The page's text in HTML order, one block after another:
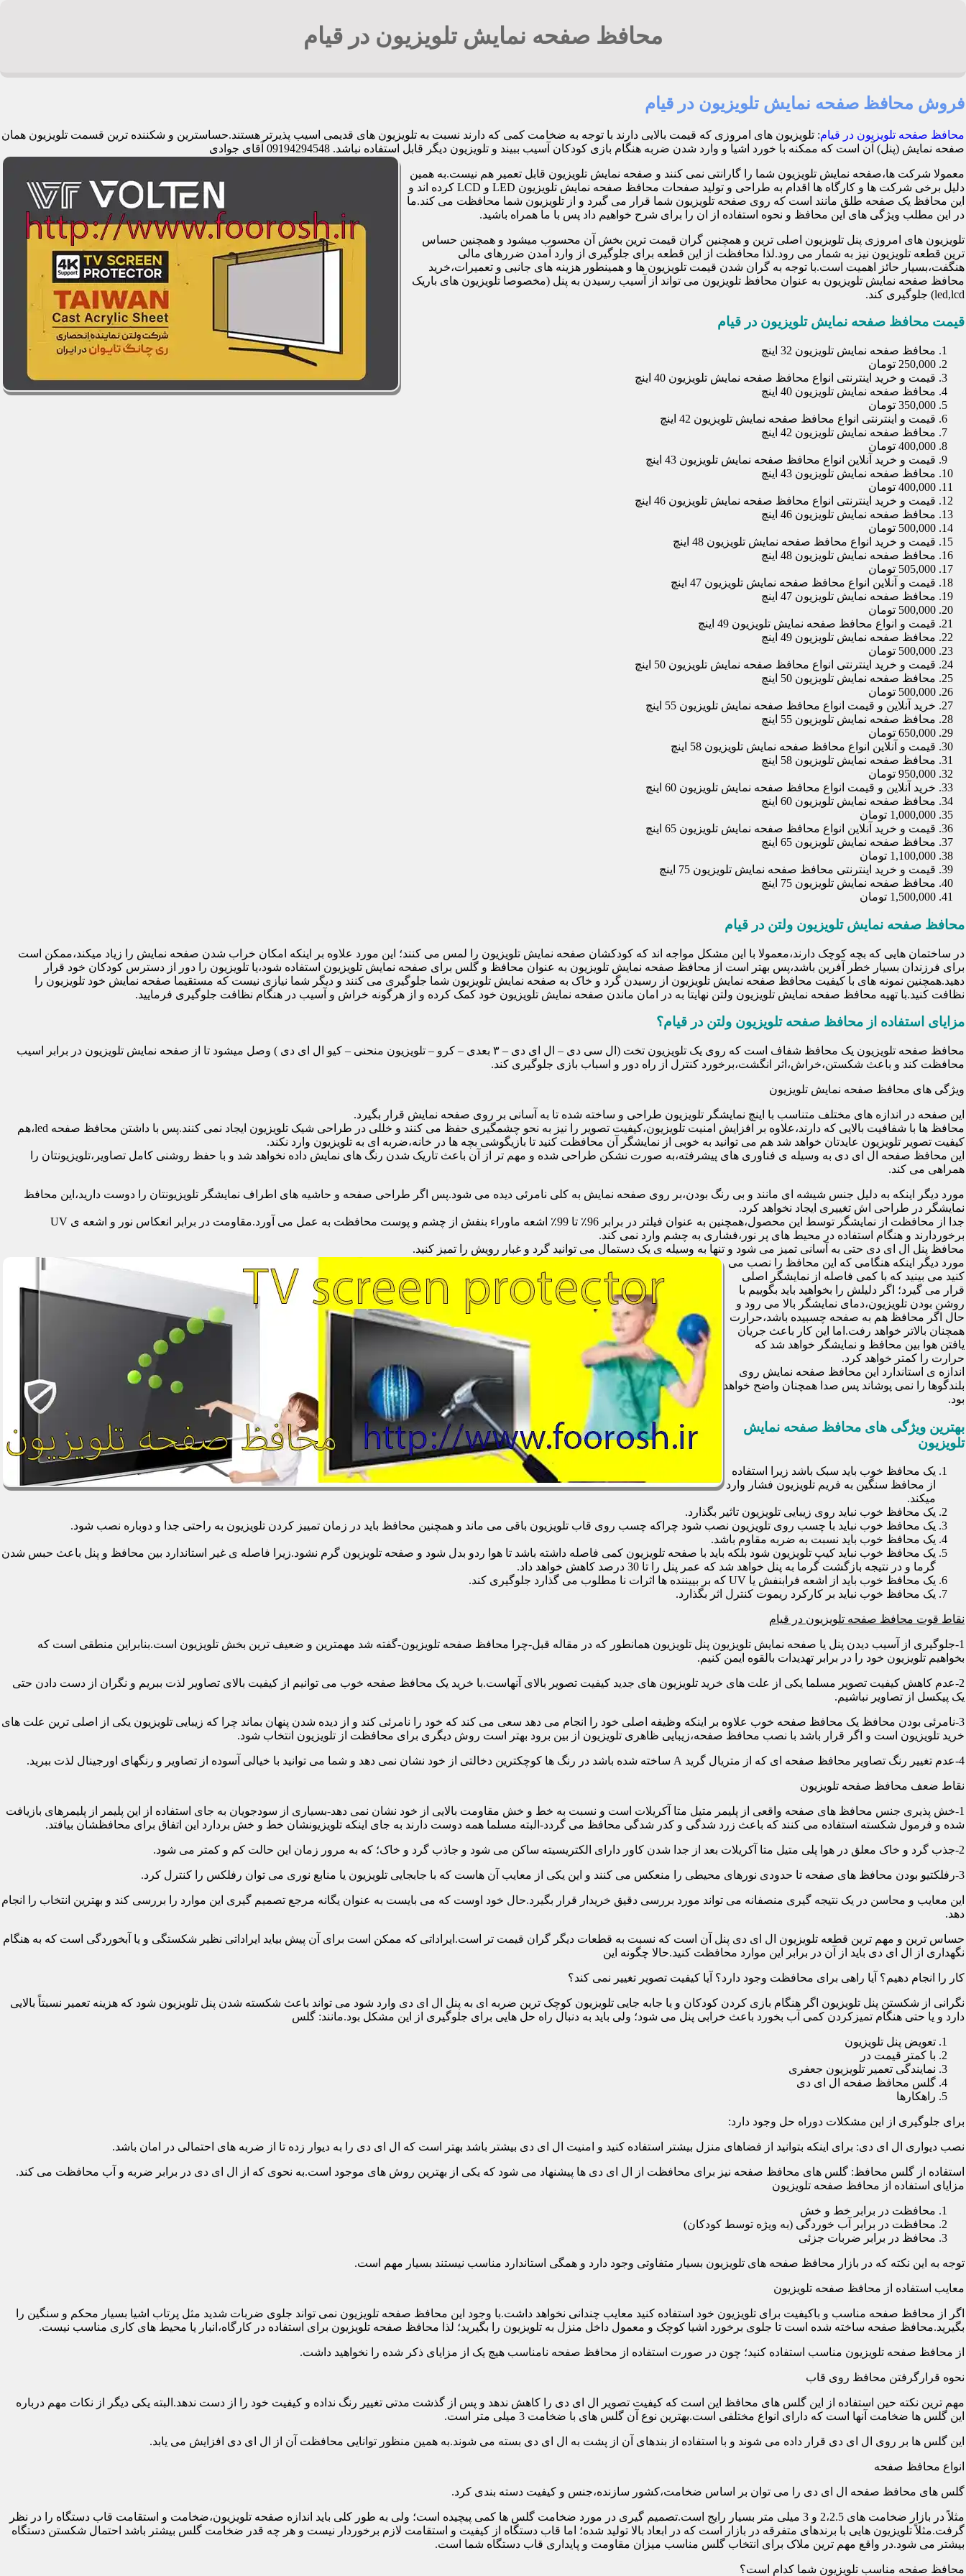
محافظ صفحه نمایش تلویزیون در قیام
فروش محافظ صفحه نمایش تلویزیون در قیام
محافظ صفحه تلویزیون در قیام: تلویزیون های امروزی که قیمت بالایی دارند با توجه به ضخامت کمی که دارند نسبت به تلویزیون های قدیمی اسیب پذیرتر هستند.حساسترین و شکننده ترین قسمت تلویزیون همان
صفحه نمایش (پنل) آن است که ممکنه با خورد اشیا و وارد شدن ضربه هنگام بازی کودکان آسیب ببیند و تلویزیون دیگر قابل استفاده نباشد. 09194294548 آقای جوادی
معمولا شرکت ها،صفحه نمایش تلویزیون شما را گارانتی نمی کنند و صفحه نمایش تلویزیون قابل تعمیر هم نیست.به همین
دلیل برخی شرکت ها و کارگاه ها اقدام به طراحی و تولید صفحات محافظ صفحه نمایش تلویزیون LED و LCD کرده اند و
این محافظ یک صفحه طلق مانند است که روی صفحه تلویزیون شما قرار می گیرد و از تلویزیون شما محافظت می کند.ما
در این مطلب ویژگی های این محافظ و نحوه استفاده از ان را برای شرح خواهیم داد پس با ما همراه باشید.
تلویزیون های امروزی پنل تلویزیون اصلی ترین و همچنین گران قیمت ترین بخش آن محسوب میشود و همچنین حساس
ترین قطعه تلویزیون نیز به شمار می رود.لذا محافظت از این قطعه برای جلوگیری از وارد آمدن ضررهای مالی
هنگفت،بسیار حائز اهمیت است.با توجه به گران شدن قیمت تلویزیون ها و همینطور هزینه های جانبی و تعمیرات،خرید
محافظ صفحه نمایش تلویزیون به عنوان محافظ تلویزیون می تواند از آسیب رسیدن به پنل (مخصوصا تلویزیون های باریک
led,lcd) جلوگیری کند.
قیمت محافظ صفحه نمایش تلویزیون در قیام
محافظ صفحه نمایش تلویزیون 32 اینچ
250,000 تومان
قیمت و خرید اینترنتی انواع محافظ صفحه نمایش تلویزیون 40 اینچ
محافظ صفحه نمایش تلویزیون 40 اینچ
350,000 تومان
قیمت و اینترنتی انواع محافظ صفحه نمایش تلویزیون 42 اینچ
محافظ صفحه نمایش تلویزیون 42 اینچ
400,000 تومان
قیمت و خرید آنلاین انواع محافظ صفحه نمایش تلویزیون 43 اینچ
محافظ صفحه نمایش تلویزیون 43 اینچ
400,000 تومان
قیمت و خرید اینترنتی انواع محافظ صفحه نمایش تلویزیون 46 اینچ
محافظ صفحه نمایش تلویزیون 46 اینچ
500,000 تومان
قیمت و خرید انواع محافظ صفحه نمایش تلویزیون 48 اینچ
محافظ صفحه نمایش تلویزیون 48 اینچ
505,000 تومان
قیمت و آنلاین انواع محافظ صفحه نمایش تلویزیون 47 اینچ
محافظ صفحه نمایش تلویزیون 47 اینچ
500,000 تومان
قیمت و انواع محافظ صفحه نمایش تلویزیون 49 اینچ
محافظ صفحه نمایش تلویزیون 49 اینچ
500,000 تومان
قیمت و خرید اینترنتی انواع محافظ صفحه نمایش تلویزیون 50 اینچ
محافظ صفحه نمایش تلویزیون 50 اینچ
500,000 تومان
خرید آنلاین و قیمت انواع محافظ صفحه نمایش تلویزیون 55 اینچ
محافظ صفحه نمایش تلویزیون 55 اینچ
650,000 تومان
قیمت و آنلاین انواع محافظ صفحه نمایش تلویزیون 58 اینچ
محافظ صفحه نمایش تلویزیون 58 اینچ
950,000 تومان
خرید آنلاین و قیمت انواع محافظ صفحه نمایش تلویزیون 60 اینچ
محافظ صفحه نمایش تلویزیون 60 اینچ
1,000,000 تومان
قیمت و خرید آنلاین انواع محافظ صفحه نمایش تلویزیون 65 اینچ
محافظ صفحه نمایش تلویزیون 65 اینچ
1,100,000 تومان
قیمت و خرید اینترنتی محافظ صفحه نمایش تلویزیون 75 اینچ
محافظ صفحه نمایش تلویزیون 75 اینچ
1,500,000 تومان
محافظ صفحه نمایش تلویزیون ولتن در قیام
در ساختمان هایی که بچه کوچک دارند،معمولا با این مشکل مواجه اند که کودکشان صفحه نمایش تلویزیون را لمس می کنند؛ این مورد علاوه بر اینکه امکان خراب شدن صفحه نمایش را زیاد میکند،ممکن است
برای فرزندان بسیار خطر آفرین باشد،پس بهتر است از محافظ صفحه نمایش تلویزیون به عنوان محافظ و گلس برای صفحه نمایش تلویزیون استفاده شود،یا تلویزیون را دور از دسترس کودکان خود قرار
دهید.همچنین نمونه های با کیفیت محافظ صفحه نمایش تلویزیون از رسیدن گرد و خاک به صفحه نمایش تلویزیون شما جلوگیری می کنند و دیگر شما نیازی نیست که مستقیما صفحه نمایش خود تلویزیون را
نظافت کنید.با تهیه محافظ صفحه نمایش تلویزیون ولتن نهایتا به در امان ماندن صفحه نمایش تلویزیون خود کمک کرده و از هرگونه خراش و آسیب در هنگام نظافت جلوگیری فرمایید.
مزایای استفاده از محافظ صفحه تلویزیون ولتن در قیام؟
محافظ صفحه تلویزیون یک محافظ شفاف است که روی یک تلویزیون تخت (ال سی دی – ال ای دی – ۳ بعدی – کرو – تلویزیون منحنی – کیو ال ای دی ) وصل میشود تا از صفحه نمایش تلویزیون در برابر اسیب
محافظت کند و باعث شکستن،خراش،اثر انگشت،برخورد کنترل از راه دور و اسباب بازی جلوگیری کند.
ویژگی های محافظ صفحه نمایش تلویزیون
این صفحه در اندازه های مختلف متناسب با اینچ نمایشگر تلویزیون طراحی و ساخته شده تا به آسانی بر روی صفحه نمایش قرار بگیرد.
محافظ ها با شفافیت بالایی که دارند،علاوه بر افزایش امنیت تلویزیون،کیفیت تصویر را نیز به نحو چشمگیری حفظ می کنند و خللی در طراحی شیک تلویزیون ایجاد نمی کنند.پس با داشتن محافظ صفحه led،هم
کیفیت تصویر تلویزیون عایدتان خواهد شد هم می توانید به خوبی از نمایشگر آن محافظت کنید تا بازیگوشی بچه ها در خانه،ضربه ای به تلویزیون وارد نکند.
این محافظ صفحه ال ای دی به وسیله ی فناوری های پیشرفته،به صورت نشکن طراحی شده و مهم تر از آن باعث تاریک شدن رنگ های نمایش داده نخواهد شد و با حفظ روشنی کامل تصاویر،تلویزیونتان را
همراهی می کند.
مورد دیگر اینکه به دلیل جنس شیشه ای مانند و بی رنگ بودن،بر روی صفحه نمایش به کلی نامرئی دیده می شود.پس اگر طراحی صفحه و حاشیه های اطراف نمایشگر تلویزیونتان را دوست دارید،این محافظ
نمایشگر در طراحی اش تغییری ایجاد نخواهد کرد.
جدا از محافظت از نمایشگر توسط این محصول،همچنین به عنوان فیلتر در برابر 96٪ تا 99٪ اشعه ماوراء بنفش از چشم و پوست محافظت به عمل می آورد.مقاومت در برابر انعکاس نور و اشعه ی UV
برخوردارند و هنگام استفاده در محیط های پر نور،فشاری به چشم وارد نمی کند.
محافظ پنل ال ای دی حتی به آسانی تمیز می شود و تنها به وسیله ی یک دستمال می توانید گرد و غبار رویش را تمیز کنید.
مورد دیگر اینکه هنگامی که این محافظ را نصب می
کنید می بینید که با کمی فاصله از نمایشگر اصلی
قرار می گیرد؛ اگر دلیلش را بخواهید باید بگوییم با
روشن بودن تلویزیون،دمای نمایشگر بالا می رود و
حال اگر محافظ هم به صفحه چسبیده باشد،حرارت
همچنان بالاتر خواهد رفت.اما این کار باعث جریان
یافتن هوا بین محافظ و نمایشگر خواهد شد که
حرارت را کمتر خواهد کرد.
اندازه ی استاندارد این محافظ صفحه نمایش روی
بلندگوها را نمی پوشاند پس صدا همچنان واضح خواهد
بود.
بهترین ویژگی های محافظ صفحه نمایش
تلویزیون
یک محافظ خوب باید سبک باشد زیرا استفاده
از محافظ سنگین به فریم تلویزیون فشار وارد
میکند.
یک محافظ خوب نباید روی زیبایی تلویزیون تاثیر بگذارد.
یک محافظ خوب نباید با چسب روی تلویزیون نصب شود چراکه چسب روی قاب تلویزیون باقی می ماند و همچنین محافظ باید در زمان تمییز کردن تلویزیون به راحتی جدا و دوباره نصب شود.
یک محافظ خوب باید نسبت به ضربه مقاوم باشد.
یک محافظ خوب نباید کیپ تلویزیون شود بلکه باید با صفحه تلویزیون کمی فاصله داشته باشد تا هوا ردو بدل شود و صفحه تلویزیون گرم نشود.زیرا فاصله ی غیر استاندارد بین محافظ و پنل باعث حبس شدن
گرما و در نتیجه بازگشت گرما به پنل خواهد شد که عمر پنل را تا 30 درصد کاهش خواهد داد.
یک محافظ خوب باید از اشعه فرابنفش یا UV که بر بییننده ها اثرات نا مطلوب می گذارد جلوگیری کند.
یک محافظ خوب نباید بر کارکرد ریموت کنترل اثر بگذارد.
نقاط قوت محافظ صفحه تلویزیون در قیام
1-جلوگیری از آسیب دیدن پنل یا صفحه نمایش تلویزیون پنل تلویزیون همانطور که در مقاله قبل-چرا محافظ صفحه تلویزیون-گفته شد مهمترین و ضعیف ترین بخش تلویزیون است.بنابراین منطقی است که
بخواهیم تلویزیون خود را در برابر تهدیدات بالقوه ایمن کنیم.
2-عدم کاهش کیفیت تصویر مسلما یکی از علت های خرید تلویزیون های جدید کیفیت تصویر بالای آنهاست.با خرید یک محافظ صفحه خوب می توانیم از کیفیت بالای تصاویر لذت ببریم و نگران از دست دادن حتی
یک پیکسل از تصاویر نباشیم.
3-نامرئی بودن محافظ یک محافظ صفحه خوب علاوه بر اینکه وظیفه اصلی خود را انجام می دهد سعی می کند که خود را نامرئی کند و از دیده شدن پنهان بماند چرا که زیبایی تلویزیون یکی از اصلی ترین علت های
خرید تلویزیون است و اگر قرار باشد با نصب محافظ صفحه،زیبایی ظاهری تلویزیون از بین برود بهتر است روش دیگری برای محافظت از تلویزیون انتخاب شود.
4-عدم تغییر رنگ تصاویر محافظ صفحه ای که از متریال گرید A ساخته شده باشد در رنگ ها کوچکترین دخالتی از خود نشان نمی دهد و شما می توانید با خیالی آسوده از تصاویر و رنگهای اورجینال لذت ببرید.
نقاط ضعف محافظ صفحه تلویزیون
1-خش پذیری جنس محافظ های صفحه واقعی از پلیمر متیل متا آکریلات است و نسبت به خط و خش مقاومت بالایی از خود نشان نمی دهد-بسیاری از سودجویان به جای استفاده از این پلیمر از پلیمرهای بازیافت
شده و فرمول شکسته استفاده می کنند که باعث زرد شدگی و کدر شدگی محافظ می گردد-البته مسلما همه دوست دارند به جای اینکه تلویزیونشان خط و خش بردارد این اتفاق برای محافظشان بیافتد.
2-جذب گرد و خاک معلق در هوا پلی متیل متا آکریلات بعد از جدا شدن کاور دارای الکتریسیته ساکن می شود و جاذب گرد و خاک؛ که به مرور زمان این حالت کم و کمتر می شود.
3-رفلکتیو بودن محافظ های صفحه تا حدودی نورهای محیطی را منعکس می کنند و این یکی از معایب آن هاست که با جابجایی تلویزیون یا منابع نوری می توان رفلکس را کنترل کرد.
این معایب و محاسن در یک نتیجه گیری منصفانه می تواند مورد بررسی دقیق خریدار قرار بگیرد.حال خود اوست که می بایست به عنوان یگانه مرجع تصمیم گیری این موارد را بررسی کند و بهترین انتخاب را انجام
دهد.
حساس ترین و مهم ترین قطعه تلویزیون ال ای دی پنل آن است که نسبت به قطعات دیگر گران قیمت تر است.ایراداتی که ممکن است برای آن پیش بیاید ایراداتی نظیر شکستگی و یا آبخوردگی است که به هنگام
نگهداری از ال ای دی باید از آن در برابر این موارد محافظت کنید.حالا چگونه این
کار را انجام دهیم؟ آیا راهی برای محافظت وجود دارد؟ آیا کیفیت تصویر تغییر نمی کند؟
نگرانی از شکستن پنل تلویزیون اگر هنگام بازی کردن کودکان و یا جابه جایی تلویزیون کوچک ترین ضربه ای به پنل ال ای دی وارد شود می تواند باعث شکسته شدن پنل تلویزیون شود که هزینه تعمیر نسبتاً بالایی
دارد و یا حتی هنگام تمیزکردن کمی آب بخورد باعث خرابی پنل می شود؛ ولی باید به دنبال راه حل هایی برای جلوگیری از این مشکل بود.مانند: گلس
تعویض پنل تلویزیون
با کمتر قیمت در
نمایندگی تعمیر تلویزیون جعفری
گلس محافظ صفحه ال ای دی
راهکارها
برای جلوگیری از این مشکلات دوراه حل وجود دارد:
نصب دیواری ال ای دی: برای اینکه بتوانید از فضاهای منزل بیشتر استفاده کنید و امنیت ال ای دی بیشتر باشد بهتر است که ال ای دی را به دیوار زده تا از ضربه های احتمالی در امان باشد.
استفاده از گلس محافظ: گلس های محافظ صفحه نیز برای محافظت از ال ای دی ها پیشنهاد می شود که یکی از بهترین روش های موجود است.به نحوی که از ال ای دی در برابر ضربه و آب محافظت می کند.
مزایای استفاده از محافظ صفحه تلویزیون
محافظت در برابر خط و خش
محافظت در برابر آب خوردگی (به ویژه توسط کودکان)
محافظ در برابر ضربات جزئی
توجه به این نکته که در بازار محافظ صفحه های تلویزیون بسیار متفاوتی وجود دارد و همگی استاندارد مناسب نیستند بسیار مهم است.
معایب استفاده از محافظ صفحه تلویزیون
اگر از محافظ صفحه مناسب و باکیفیت برای تلویزیون خود استفاده کنید معایب چندانی نخواهد داشت.با وجود این محافظ صفحه تلویزیون نمی تواند جلوی ضربات شدید مثل پرتاب اشیا بسیار محکم و سنگین را
بگیرید.محافظ صفحه ساخته شده است تا جلوی برخورد اشیا کوچک و معمول داخل منزل به تلویزیون را بگیرید؛ لذا محافظ صفحه تلویزیون برای استفاده در کارگاه،انبار یا محیط های کاری مناسب نیست.
از محافظ صفحه تلویزیون مناسب استفاده کنید؛ چون در صورت استفاده از محافظ صفحه نامناسب هیچ یک از مزایای ذکر شده را نخواهید داشت.
نحوه قرارگرفتن محافظ روی قاب
مهم ترین نکته حین استفاده از این گلس های محافظ این است که کیفیت تصویر ال ای دی را کاهش ندهد و پس از گذشت مدتی تغییر رنگ نداده و کیفیت خود را از دست ندهد.البته یکی دیگر از نکات مهم درباره
این گلس ها ضخامت آنها است که دارای انواع مختلفی است.بهترین نوع آن گلس های با ضخامت 3 میلی متر است.
این گلس ها بر روی ال ای دی قرار داده می شوند و با استفاده از بندهای آن از پشت به ال ای دی بسته می شوند.به همین منظور توانایی محافظت آن از ال ای دی افزایش می یابد.
انواع محافظ صفحه
گلس های محافظ صفحه ال ای دی را می توان بر اساس ضخامت،کشور سازنده،جنس و کیفیت دسته بندی کرد.
مثلاً در بازار ضخامت های 2،2.5 و 3 میلی متر بسیار رایج است.تصمیم گیری در مورد ضخامت گلس ها کمی پیچیده است؛ ولی به طور کلی باید اندازه صفحه تلویزیون،ضخامت و استقامت قاب دستگاه را در نظر
گرفت.مثلاً تلویزیون هایی با برندهای متفرقه در بازار است که در ابعاد بالا تولید شده؛ اما قاب دستگاه از کیفیت و استقامت لازم برخوردار نیست و هر چه قدر ضخامت گلس بیشتر باشد احتمال شکستن دستگاه
بیشتر می شود.در واقع مهم ترین ملاک برای انتخاب گلس مناسب میزان مقاومت و پایداری قاب دستگاه شما است.
محافظ صفحه مناسب تلویزیون شما کدام است؟